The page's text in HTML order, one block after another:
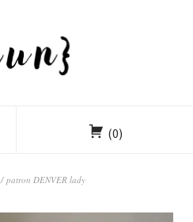
(0)
/ patron DENVER lady